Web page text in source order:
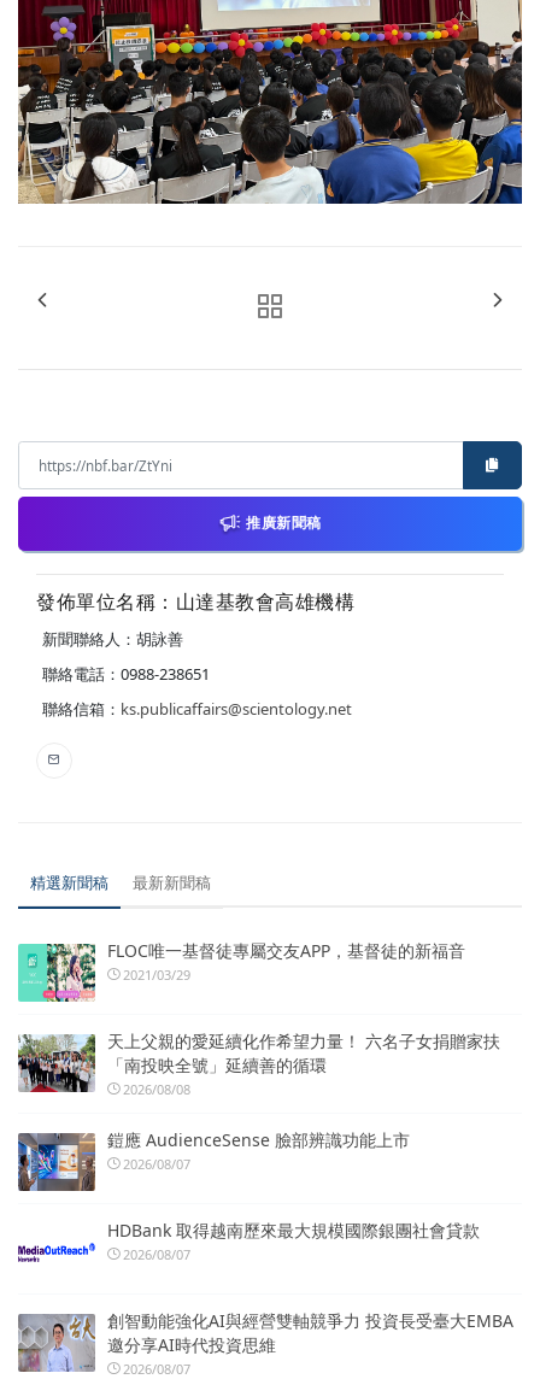
推廣新聞稿
發佈單位名稱：山達基教會高雄機構
新聞聯絡人：胡詠善
聯絡電話：0988-238651
聯絡信箱： ks.publicaffairs@scientology.net
精選新聞稿 最新新聞稿
FLOC唯一基督徒專屬交友APP，基督徒的新福音
2021/03/29
天上父親的愛延續化作希望力量！ 六名子女捐贈家扶
「南投映全號」延續善的循環
2026/08/08
鎧應 AudienceSense 臉部辨識功能上市
2026/08/07
HDBank 取得越南歷來最大規模國際銀團社會貸款
2026/08/07
創智動能強化AI與經營雙軸競爭力 投資長受臺大EMBA
邀分享AI時代投資思維
2026/08/07